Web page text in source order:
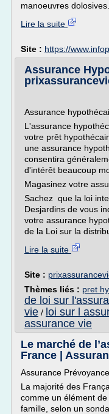
manoeuvres dolosives...
Lire la suite
Site : https://
Assurance
Assurance
L'assurance
votre prêt
une assurance
consentira
d'intérêt beaucoup
Magasinez votre
Sachez que la loi
Desjardins de vous
votre assurance
de la Loi sur la
Lire la suite
Site :
Thèmes liés : pret
de loi sur
vie / loi sur l
assurance vie
Le marché de
France |
Assurance
La majorité des
comme un élément
famille, selon un